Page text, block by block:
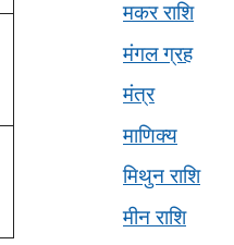
मकर राशि
मंगल ग्रह
मंत्र
माणिक्य
मिथुन राशि
मीन राशि